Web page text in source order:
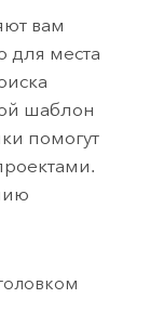
вам
для места
шаблон
помогут